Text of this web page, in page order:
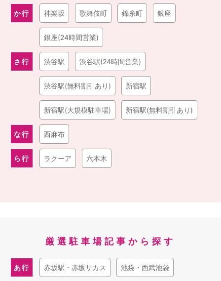
町」などがある東京最大の繁華街で、ショッピングやグルメを
存分に楽しむことができます。
また、大規模な再開発が進行中の渋谷では
「渋谷パルコ」など続々と誕生する最新スポットを体験するこ
とができます。そして、「西武池袋」「池袋パルコ」
駅ビルを中心に発展した池袋は、最近では
周辺がサブカルチャーの街としても支持を得ています。
三大副都心以外では、「六本木」や「西麻布」
ットとしてよく知られています。従来はナイトライフスポット
として若者を中心に人気を集めてきましたが、「六本木ヒル
ズ」や「東京ミッドタウン」の誕生もあり、現在では昼夜を問
わず誰もが楽しめる街へと進化しました。
・東京都の遊び場・ナイトライフスポットの具体的な楽しみ方
と言えば、まずはショッピングです。大型店を中心に魅力的な
る店があり、高級ディナーも手軽なランチもどちらも楽しめま
も数多く点在しています。
さらに東京を満喫するには、ナイトライフスポットも外せませ
か行 神楽坂 歌舞伎町 錦糸町 銀座
銀座(24時間営業)
さ行 渋谷駅 渋谷駅(24時間営業)
渋谷駅(無料割引あり) 新宿駅
新宿駅(大規模駐車場) 新宿駅(無料割引あり)
な行 西麻布
ら行 ラクーア 六本木
厳選駐車場記事から探す
あ行 赤坂駅・赤坂サカス 池袋・西武池袋